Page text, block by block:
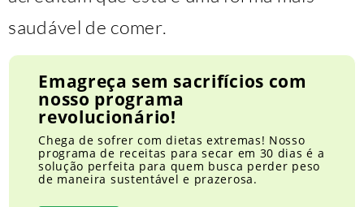
saudável de comer.
Emagreça sem sacrifícios com
nosso programa
revolucionário!
Chega de sofrer com dietas extremas! Nosso
programa de receitas para secar em 30 dias é a
solução perfeita para quem busca perder peso
de maneira sustentável e prazerosa.